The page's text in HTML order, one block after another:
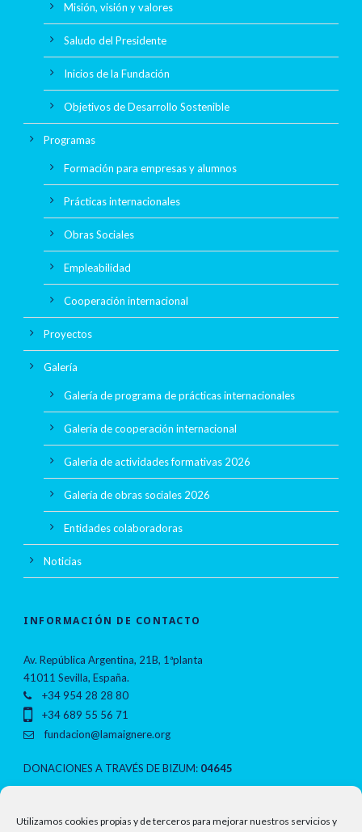
Utilizamos cookies propias y de terceros para mejorar nuestros servicios y
Misión, visión y valores
Saludo del Presidente
Inicios de la Fundación
Objetivos de Desarrollo Sostenible
Programas
Formación para empresas y alumnos
Prácticas internacionales
Obras Sociales
Empleabilidad
Cooperación internacional
Proyectos
Galería
Galería de programa de prácticas internacionales
Galería de cooperación internacional
Galería de actividades formativas 2026
Galería de obras sociales 2026
Entidades colaboradoras
Noticias
INFORMACIÓN DE CONTACTO
Av. República Argentina, 21B, 1ªplanta
41011 Sevilla, España.
+34 954 28 28 80
+34 689 55 56 71
fundacion@lamaignere.org
DONACIONES A TRAVÉS DE BIZUM: 04645
NOTAS LEGALES